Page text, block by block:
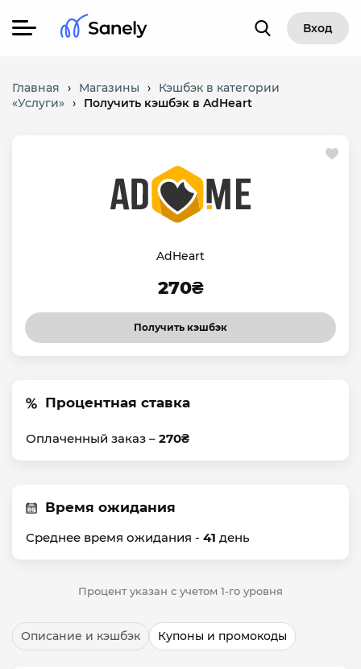
Вход
Главная › Магазины ›
Кэшбэк в категории
«Услуги» › Получить кэшбэк в AdHeart
AdHeart
270₴
Получить кэшбэк
Процентная ставка
Оплаченный заказ – 270₴
Время ожидания
Среднее время ожидания - 41 день
Процент указан с учетом 1-го уровня
Описание и кэшбэк Купоны и промокоды